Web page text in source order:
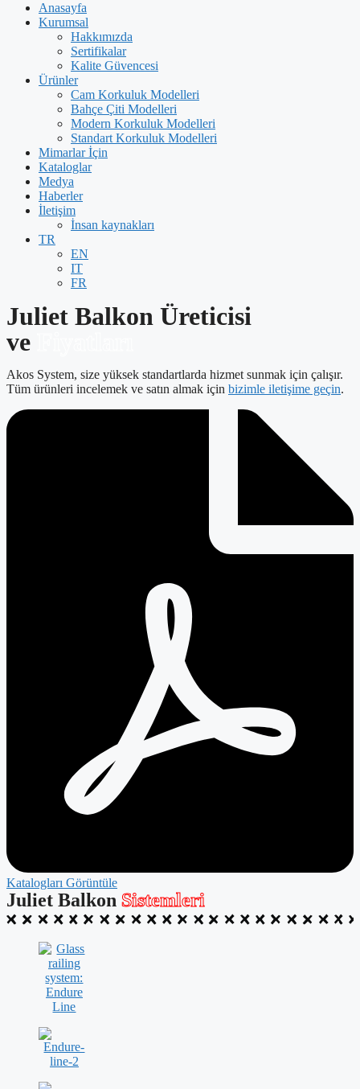
Anasayfa
Kurumsal
Hakkımızda
Sertifikalar
Kalite Güvencesi
Ürünler
Cam Korkuluk Modelleri
Bahçe Çiti Modelleri
Modern Korkuluk Modelleri
Standart Korkuluk Modelleri
Mimarlar İçin
Kataloglar
Medya
Haberler
İletişim
İnsan kaynakları
TR
EN
IT
FR
Juliet Balkon Üreticisi
ve
Akos System, size yüksek standartlarda hizmet sunmak için çalışır.
Tüm ürünleri incelemek ve satın almak için bizimle iletişime geçin.
Katalogları Görüntüle
Juliet Balkon Sistemleri